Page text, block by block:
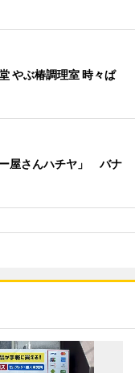
やぶ椿調理室 時々ぱ
屋さんハチヤ」 バナ